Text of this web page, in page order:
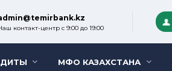
контакт-центр с 9:00 до 19:00
МФО КАЗАХСТАНА